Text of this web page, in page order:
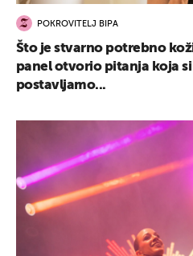
POKROVITELJ BIPA
Što je stvarno potrebno
panel otvorio pitanja koja si
postavljamo...